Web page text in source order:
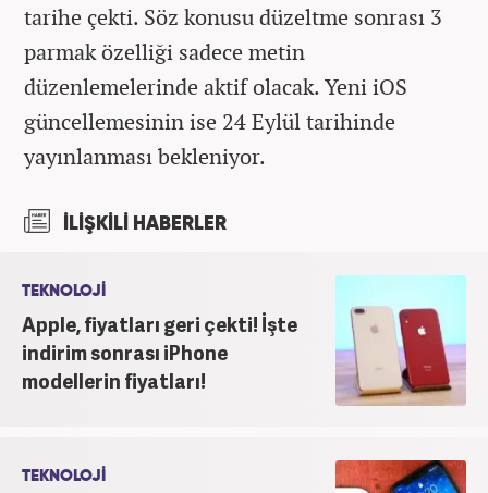
tarihe çekti. Söz konusu düzeltme sonrası 3
parmak özelliği sadece metin
düzenlemelerinde aktif olacak. Yeni iOS
güncellemesinin ise 24 Eylül tarihinde
yayınlanması bekleniyor.
İLİŞKİLİ HABERLER
TEKNOLOJİ
Apple, fiyatları geri çekti! İşte
indirim sonrası iPhone
modellerin fiyatları!
TEKNOLOJİ